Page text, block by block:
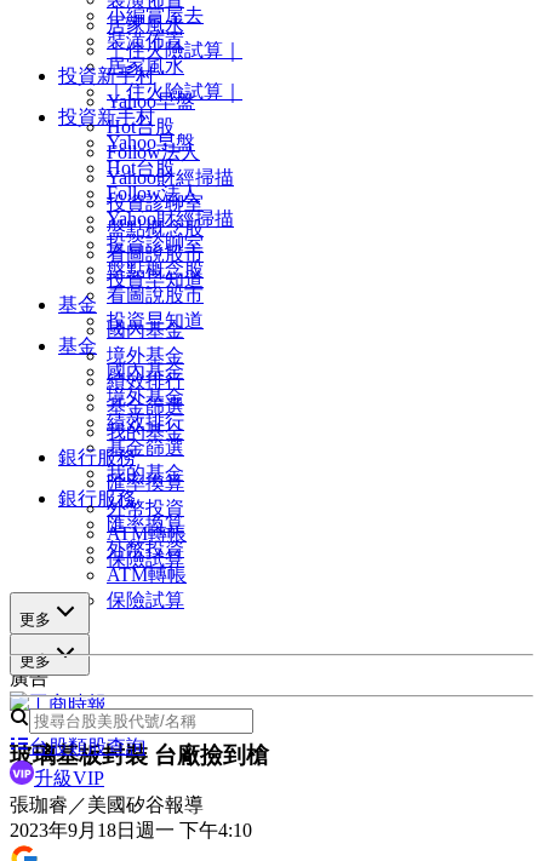
小編賞屋去
裝潢佈置
居家風水
｜住火險試算｜
投資新手村
Yahoo早盤
Hot台股
Follow法人
Yahoo財經掃描
投資診聊室
盤點概念股
看圖說股市
投資早知道
基金
國內基金
境外基金
績效排行
基金篩選
我的基金
銀行服務
匯率換算
外幣投資
ATM轉帳
保險試算
更多
台股類股查詢
升級VIP
居家風水
｜住火險試算｜
投資新手村
Yahoo早盤
Hot台股
Follow法人
Yahoo財經掃描
投資診聊室
盤點概念股
看圖說股市
投資早知道
基金
國內基金
境外基金
績效排行
基金篩選
我的基金
銀行服務
匯率換算
外幣投資
ATM轉帳
保險試算
更多
廣告
玻璃基板封裝 台廠撿到槍
張珈睿／美國矽谷報導
2023年9月18日週一 下午4:10